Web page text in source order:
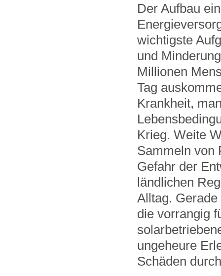
Der Aufbau
wichtigste
und
Millionen
Tag
Krankheit,
Krieg. Weite
Sammeln von
Gefahr der
ländlichen
Alltag.
die vorrangig
ungeheure
Schäden